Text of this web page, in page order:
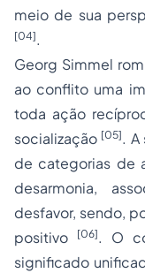
meio de sua
[04].
Georg Simmel
ao conflito uma
toda ação
socialização [05]. A
de categorias de
desarmonia,
desfavor, sendo,
positivo
[06]. O
significado